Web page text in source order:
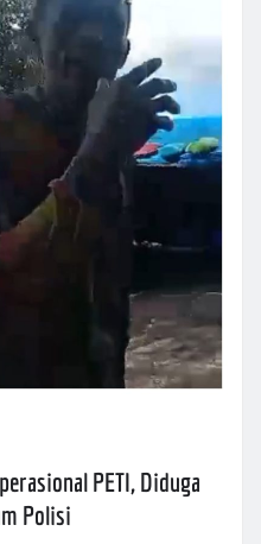
PETI, Diduga
Polisi